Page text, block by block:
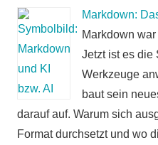
Markdown:
Markdown
Jetzt ist es die
Werkzeuge
baut sein
darauf auf. Warum sich
Format durchsetzt und wo